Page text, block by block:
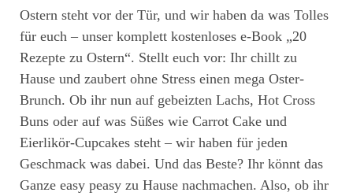
Ostern steht vor der Tür, und wir haben da was Tolles
für euch – unser komplett kostenloses e-Book „20
Rezepte zu Ostern“. Stellt euch vor: Ihr chillt zu
Hause und zaubert ohne Stress einen mega Oster-
Brunch. Ob ihr nun auf gebeizten Lachs, Hot Cross
Buns oder auf was Süßes wie Carrot Cake und
Eierlikör-Cupcakes steht – wir haben für jeden
Geschmack was dabei. Und das Beste? Ihr könnt das
Ganze easy peasy zu Hause nachmachen. Also, ob ihr